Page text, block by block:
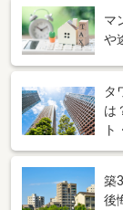
マ
や
タ
は
ト
築
後